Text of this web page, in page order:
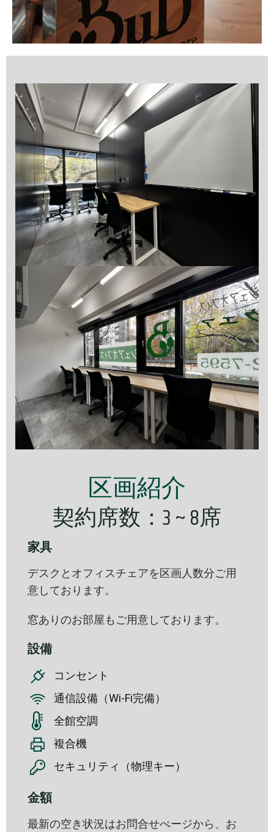
区画紹介
契約席数：3 ~ 8席
家具
デスクとオフィスチェアを区画人数分ご用
意しております。
窓ありのお部屋もご用意しております。
設備
コンセント
通信設備（Wi-Fi完備）
全館空調
複合機
セキュリティ（物理キー）
金額
最新の空き状況はお問合せぺージから、お